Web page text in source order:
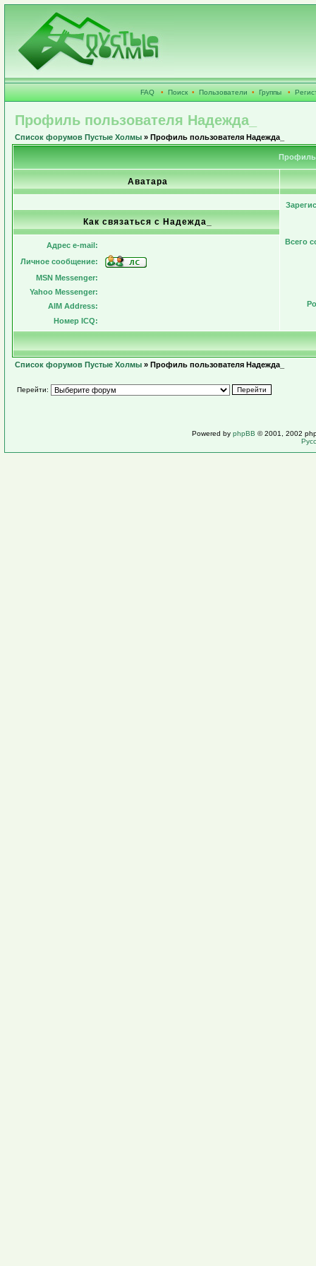
FAQ • Поиск • Пользователи • Группы •
Профиль пользователя Надежда_
Список форумов Пустые Холмы » Профиль пользователя Надежда_
Профиль
Аватара
Всего
Как связаться с Надежда_
Адрес e-mail:
Личное сообщение:
MSN Messenger:
Yahoo Messenger:
AIM Address:
Номер ICQ:
Список форумов Пустые Холмы » Профиль пользователя Надежда_
Перейти:
Powered by phpBB © 2001, 2002